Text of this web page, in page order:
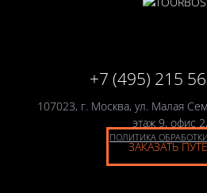
+7 (495) 215
107023, г. Москва, ул. Малая
этаж 9, офис
ПОЛИТИКА
ЗАКАЗАТЬ